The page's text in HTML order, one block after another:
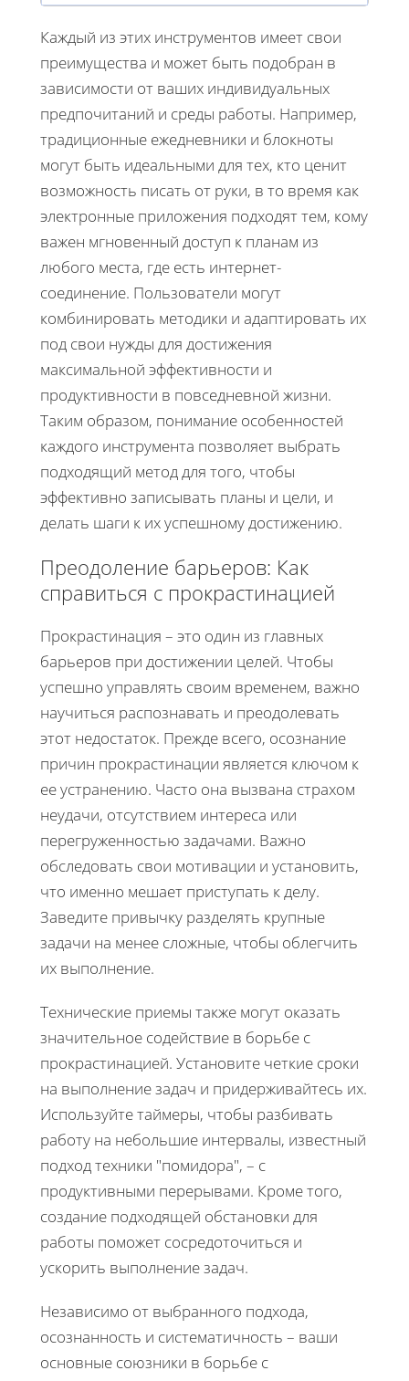
Каждый из этих инструментов имеет свои
преимущества и может быть подобран в
зависимости от ваших индивидуальных
предпочитаний и среды работы. Например,
традиционные ежедневники и блокноты
могут быть идеальными для тех, кто ценит
возможность писать от руки, в то время как
электронные приложения подходят тем, кому
важен мгновенный доступ к планам из
любого места, где есть интернет-
соединение. Пользователи могут
комбинировать методики и адаптировать их
под свои нужды для достижения
максимальной эффективности и
продуктивности в повседневной жизни.
Таким образом, понимание особенностей
каждого инструмента позволяет выбрать
подходящий метод для того, чтобы
эффективно записывать планы и цели, и
делать шаги к их успешному достижению.
Преодоление барьеров: Как
справиться с прокрастинацией
Прокрастинация – это один из главных
барьеров при достижении целей. Чтобы
успешно управлять своим временем, важно
научиться распознавать и преодолевать
этот недостаток. Прежде всего, осознание
причин прокрастинации является ключом к
ее устранению. Часто она вызвана страхом
неудачи, отсутствием интереса или
перегруженностью задачами. Важно
обследовать свои мотивации и установить,
что именно мешает приступать к делу.
Заведите привычку разделять крупные
задачи на менее сложные, чтобы облегчить
их выполнение.
Технические приемы также могут оказать
значительное содействие в борьбе с
прокрастинацией. Установите четкие сроки
на выполнение задач и придерживайтесь их.
Используйте таймеры, чтобы разбивать
работу на небольшие интервалы, известный
подход техники "помидора", – с
продуктивными перерывами. Кроме того,
создание подходящей обстановки для
работы поможет сосредоточиться и
ускорить выполнение задач.
Независимо от выбранного подхода,
осознанность и систематичность – ваши
основные союзники в борьбе с